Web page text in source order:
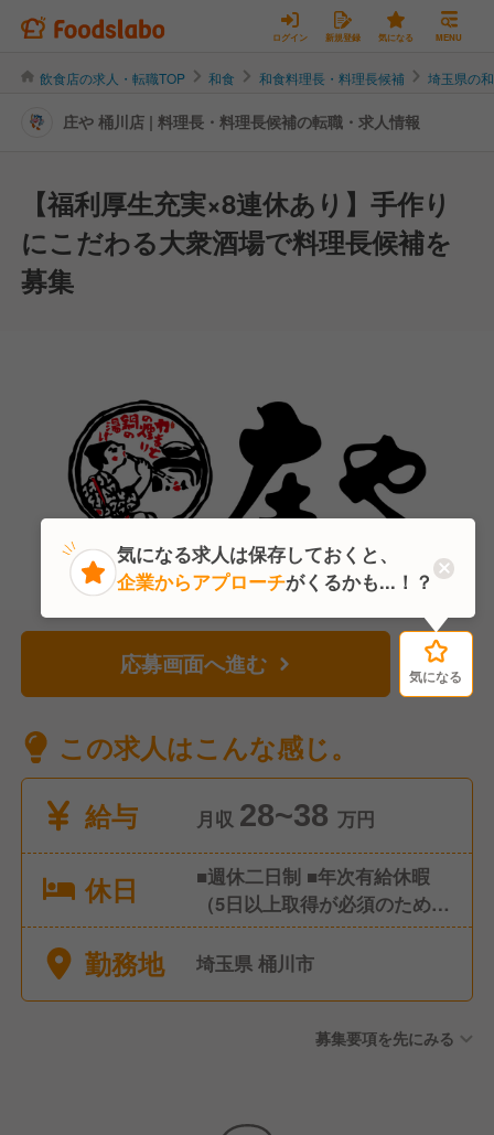
ログイン 新規登録 気になる MENU
飲食店の求人・転職TOP 和食 和食料理長・料理長候補 埼玉県の
庄や 桶川店 | 料理長・料理長候補の転職・求人情報
【福利厚生充実×8連休あり】手作り
にこだわる大衆酒場で料理長候補を
募集
応募画面へ進む 気になる
この求人はこんな感じ。
給与
月収 28~38 万円
休日
■週休二日制 ■年次有給休暇
（5日以上取得が必須のため、
取りやすいです） ■夏季休暇
■冬季休暇 ■慶弔休暇 ■8連休
制度（失効した有給休暇を積
■公休月6日（2月は5日）
勤務地 埼玉県 桶川市
募集要項を先にみる
気になる
気になる求人は保存しておくと、
企業からアプローチがくるかも...！？